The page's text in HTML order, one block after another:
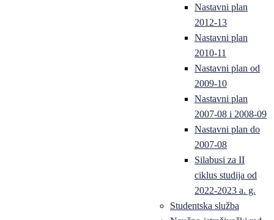
Nastavni plan
2012-13
Nastavni plan
2010-11
Nastavni plan od
2009-10
Nastavni plan
2007-08 i 2008-09
Nastavni plan do
2007-08
Silabusi za II
ciklus studija od
2022-2023 a. g.
Studentska služba